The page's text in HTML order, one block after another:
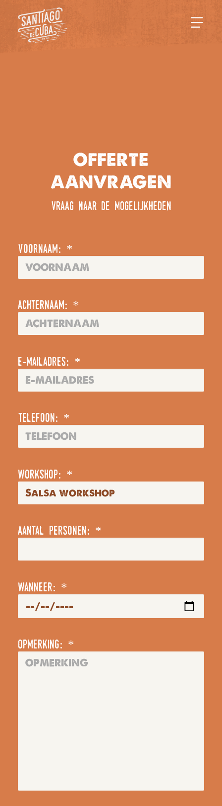
OFFERTE
AANVRAGEN
vraag naar de mogelijkheden
voornaam: *
achternaam: *
e-mailadres: *
telefoon: *
workshop: *
aantal personen: *
wanneer: *
opmerking: *